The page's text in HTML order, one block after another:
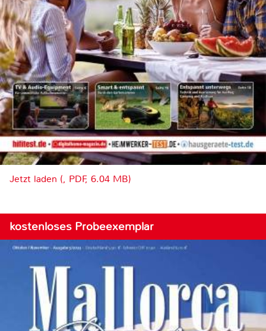
Jetzt laden (, PDF, 6.04 MB)
kostenloses Probeexemplar